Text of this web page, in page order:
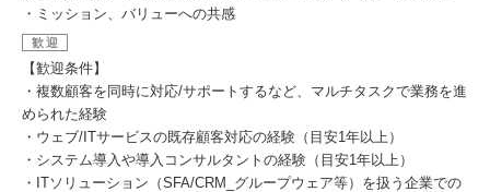
・ミッション、バリューへの共感
歓迎
【歓迎条件】
・複数顧客を同時に対応/サポートするなど、マルチタスクで業務を進
められた経験
・ウェブ/ITサービスの既存顧客対応の経験（目安1年以上）
・システム導入や導入コンサルタントの経験（目安1年以上）
・ITソリューション（SFA/CRM_グループウェア等）を扱う企業での